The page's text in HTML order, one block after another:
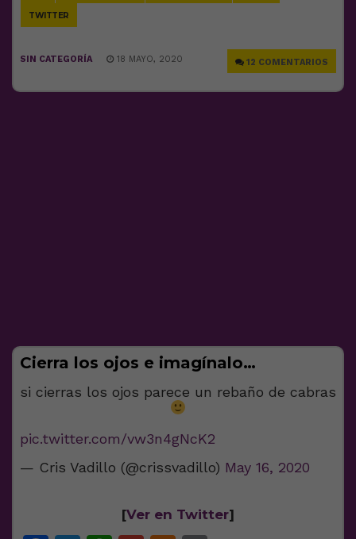
TWITTER
12 COMENTARIOS
SIN CATEGORÍA 18 MAYO, 2020
Cierra los ojos e imagínalo…
si cierras los ojos parece un rebaño de cabras
pic.twitter.com/vw3n4gNcK2
— Cris Vadillo (@crissvadillo) May 16, 2020
[Ver en Twitter]